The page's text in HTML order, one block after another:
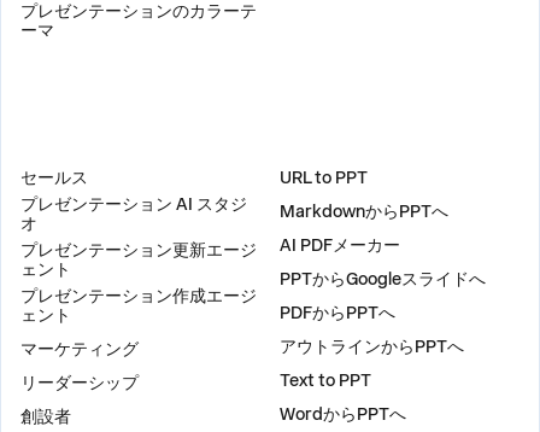
プレゼンテーションのカラーテ
ーマ
セールス
プレゼンテーション AI スタジ
オ
プレゼンテーション更新エージ
ェント
プレゼンテーション作成エージ
ェント
マーケティング
リーダーシップ
創設者
URL to PPT
MarkdownからPPTへ
AI PDFメーカー
PPTからGoogleスライドへ
PDFからPPTへ
アウトラインからPPTへ
Text to PPT
WordからPPTへ